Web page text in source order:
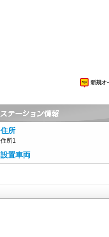
住所
住所1
設置車両